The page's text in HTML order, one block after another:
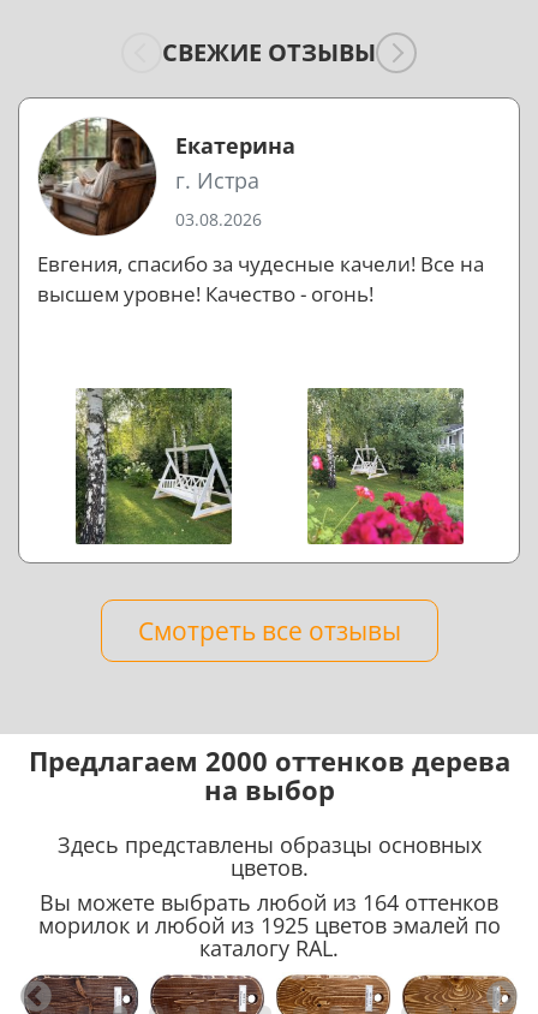
СВЕЖИЕ ОТЗЫВЫ
Екатерина
г. Истра
03.08.2026
Евгения, спасибо за чудесные качели! Все на
высшем уровне! Качество - огонь!
Смотреть все отзывы
Предлагаем 2000 оттенков дерева
на выбор
Здесь представлены образцы основных
цветов.
Вы можете выбрать любой из 164 оттенков
морилок и любой из 1925 цветов эмалей по
каталогу RAL.